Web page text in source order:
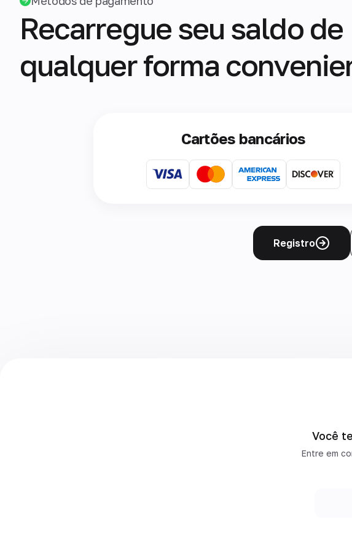
Recarregue seu saldo de
qualquer forma
Cartões bancários
Registro
Você
Entre em